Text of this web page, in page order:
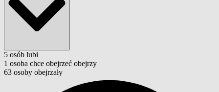
5 osób lubi
1 osoba chce obejrzeć obejrzy
63 osoby obejrzały